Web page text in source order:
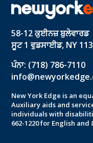
58-12 ਕੁਈਨਜ਼ ਬੁਲੇਵਾਰਡ
ਸੂਟ 1 ਵੁਡਸਾਈਡ, NY
ਪੰਨਾ: (718) 786-7110
New York Edge is an
Auxiliary aids and
individuals with
662-1220 for English and